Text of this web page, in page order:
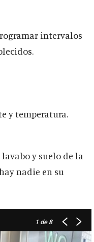
intervalos
y temperatura.
y suelo de la
nadie en su
1 de 8